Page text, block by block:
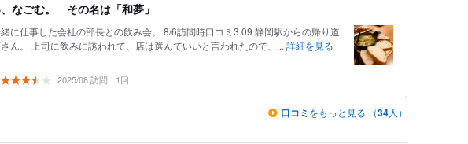
なごむ。 その名は「和夢」
に仕事した会社の部長との飲み会。 8/6訪問時口コミ3.09 静岡駅からの帰り道
ん。 上司に飲みに誘われて、店は選んでいいと言われたので、... 詳細を見る
2025/08 訪問 1回
口コミ をもっと見る （34人）